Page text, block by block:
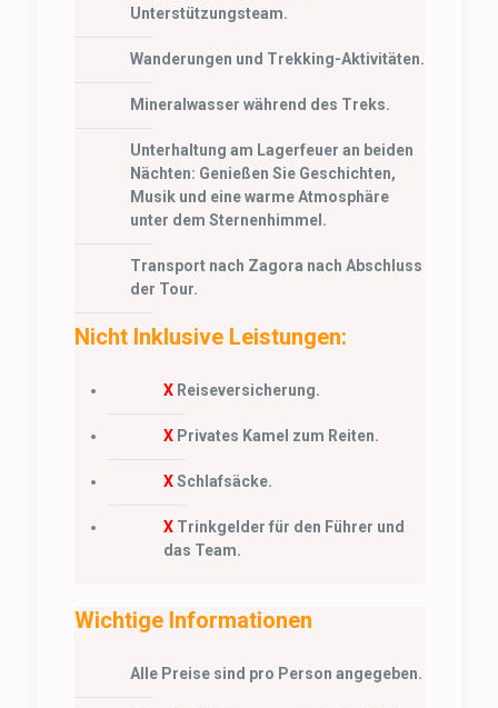
Unterstützungsteam.
Wanderungen und Trekking-Aktivitäten.
Mineralwasser während des Treks.
Unterhaltung am Lagerfeuer an beiden
Nächten: Genießen Sie Geschichten,
Musik und eine warme Atmosphäre
unter dem Sternenhimmel.
Transport nach Zagora nach Abschluss
der Tour.
Nicht Inklusive Leistungen:
XReiseversicherung.
XPrivates Kamel zum Reiten.
XSchlafsäcke.
XTrinkgelder für den Führer und
das Team.
Wichtige Informationen
Alle Preise sind pro Person angegeben.